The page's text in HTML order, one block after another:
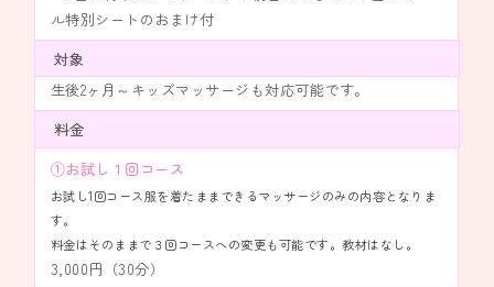
ル特別シートのおまけ付
対象
生後2ヶ月～キッズマッサージも対応可能です。
料金
①お試し１回コース
お試し1回コース服を着たままできるマッサージのみの内容となりま
す。
料金はそのままで３回コースへの変更も可能です。教材はなし。
3,000円（30分）